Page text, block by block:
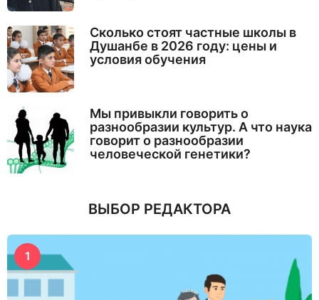
Сколько стоят частные школы в
Душанбе в 2026 году: цены и
условия обучения
Мы привыкли говорить о
разнообразии культур. А что наука
говорит о разнообразии
человеческой генетики?
ВЫБОР РЕДАКТОРА
1